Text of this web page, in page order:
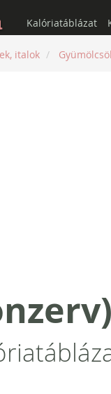
Kalóriatáblázat
italok